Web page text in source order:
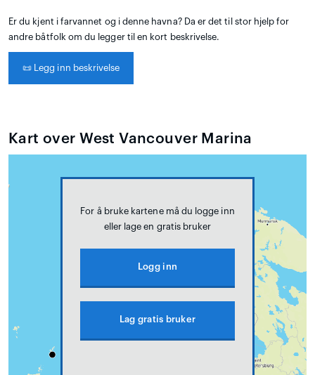
Er du kjent i farvannet og i denne havna? Da er det til stor hjelp for
andre båtfolk om du legger til en kort beskrivelse.
📜 Legg inn beskrivelse
Kart over West Vancouver Marina
For å bruke kartene må du logge inn
eller lage en gratis bruker
Logg inn
Lag gratis bruker